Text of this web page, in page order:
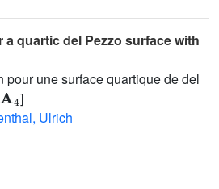
a quartic del Pezzo surface with
pour une surface quartique de del
A4
]
Ulrich